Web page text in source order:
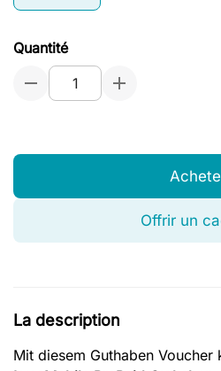
Quantité
Offrir un
La description
Mit diesem Guthaben Voucher